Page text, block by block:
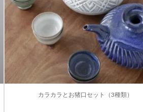
カラカラとお猪口セット（3種類）